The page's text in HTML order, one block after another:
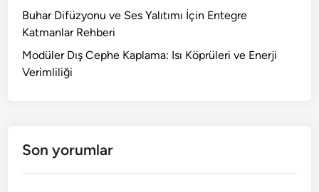
Buhar Difüzyonu ve Ses Yalıtımı İçin Entegre
Katmanlar Rehberi
Modüler Dış Cephe Kaplama: Isı Köprüleri ve Enerji
Verimliliği
Son yorumlar